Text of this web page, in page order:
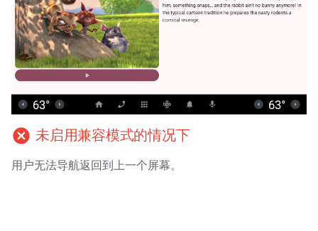
cancel 未启用兼容模式的情况下
用户无法导航返回到上一个屏幕。